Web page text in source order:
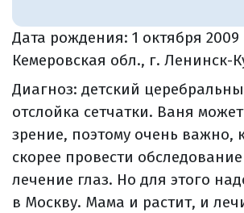
Дата рождения: 1 октября 2009
Кемеровская обл., г. Ленинск-
Диагноз: детский
отслойка сетчатки. Ваня
зрение, поэтому очень важно,
скорее провести
лечение глаз. Но для этого
в Москву. Мама и растит, и